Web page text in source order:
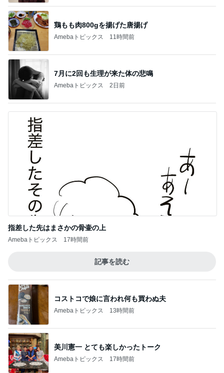
鶏もも肉800gを揚げた唐揚げ
Amebaトピックス 11時間前
7月に2回も生理が来た体の悲鳴
Amebaトピックス 2日前
指差した先はまさかの骨壷の上
Amebaトピックス 17時間前
記事を読む
コストコで娘に言われ何も買わぬ夫
Amebaトピックス 13時間前
美川憲一 とても楽しかったトーク
Amebaトピックス 17時間前